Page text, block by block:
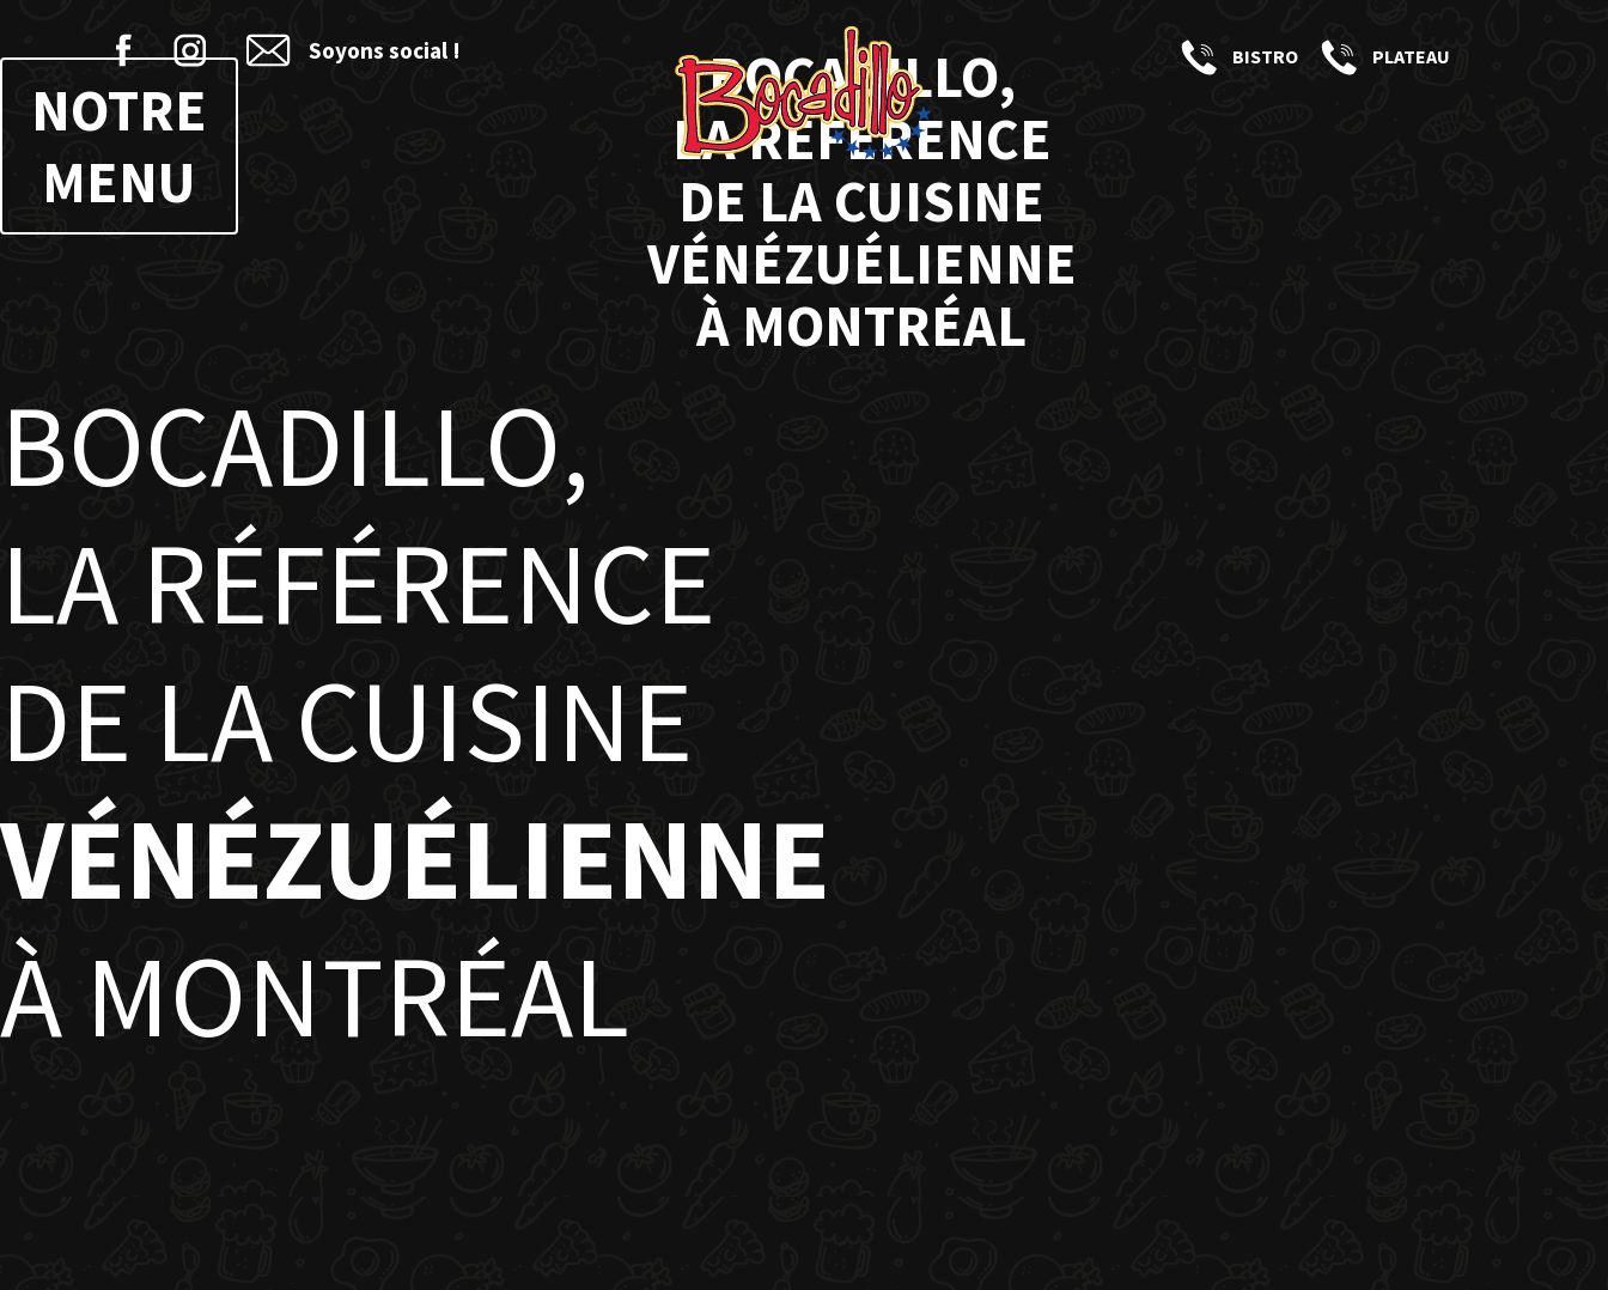
Soyons social ! BISTRO PLATEAU
NOTRE
MENU
BOCADILLO,
LA RÉFÉRENCE
DE LA CUISINE
VÉNÉZUÉLIENNE
À MONTRÉAL
BOCADILLO,
LA RÉFÉRENCE
DE LA CUISINE
VÉNÉZUÉLIENNE
À MONTRÉAL